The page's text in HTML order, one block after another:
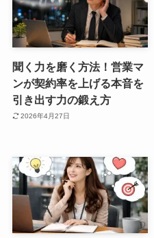
聞く力を磨く方法！営業マ
ンが契約率を上げる本音を
引き出す力の鍛え方
2026年4月27日